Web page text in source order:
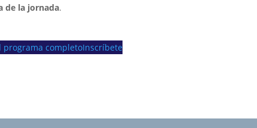
de la jornada.
programa completoInscríbete